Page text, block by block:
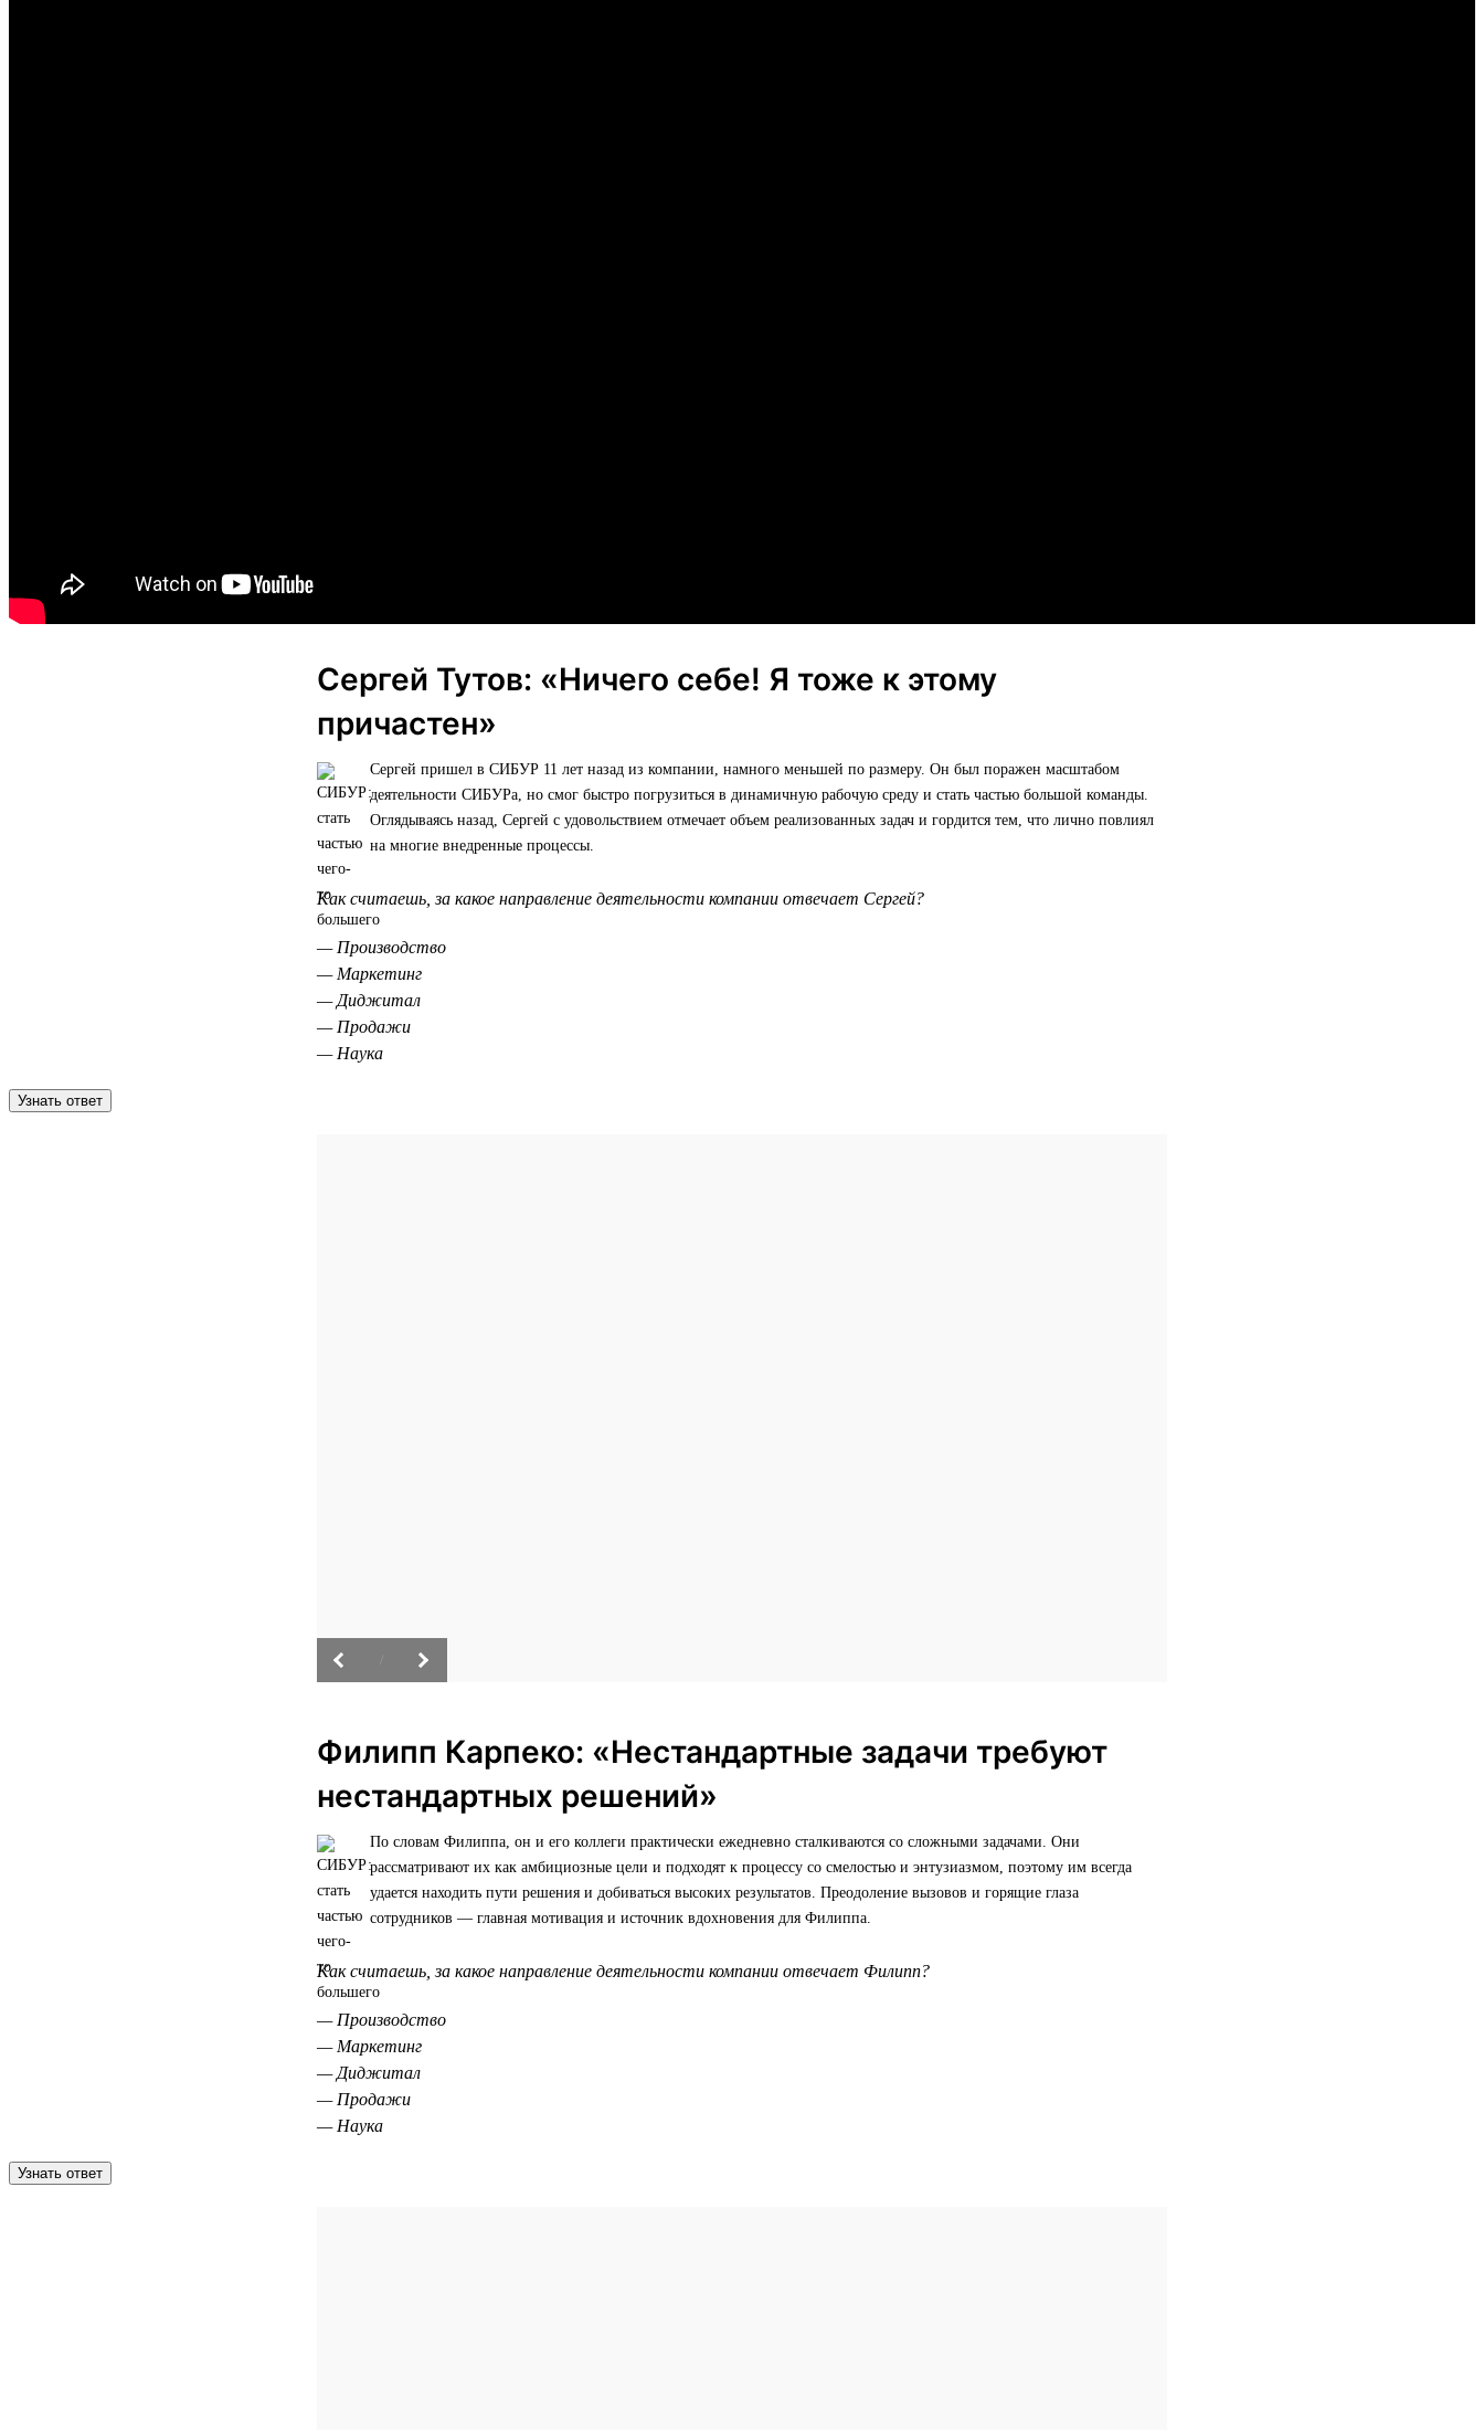
Сергей Тутов: «Ничего себе! Я тоже к этому
причастен»
Сергей пришел в СИБУР 11 лет назад из компании, намного меньшей по размеру. Он был поражен масштабом
деятельности СИБУРа, но смог быстро погрузиться в динамичную рабочую среду и стать частью большой команды.
Оглядываясь назад, Сергей с удовольствием отмечает объем реализованных задач и гордится тем, что лично повлиял
на многие внедренные процессы.
Как считаешь, за какое направление деятельности компании отвечает Сергей?
— Производство
— Маркетинг
— Диджитал
— Продажи
— Наука
Узнать ответ
Филипп Карпеко: «Нестандартные задачи требуют
нестандартных решений»
По словам Филиппа, он и его коллеги практически ежедневно сталкиваются со сложными задачами. Они
рассматривают их как амбициозные цели и подходят к процессу со смелостью и энтузиазмом, поэтому им всегда
удается находить пути решения и добиваться высоких результатов. Преодоление вызовов и горящие глаза
сотрудников — главная мотивация и источник вдохновения для Филиппа.
Как считаешь, за какое направление деятельности компании отвечает Филипп?
— Производство
— Маркетинг
— Диджитал
— Продажи
— Наука
Узнать ответ